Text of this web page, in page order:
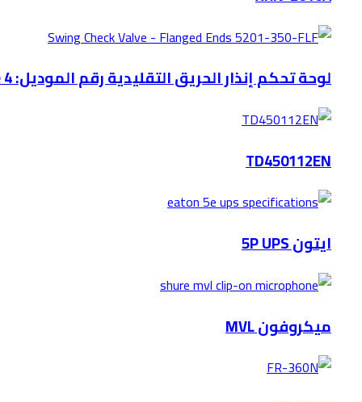
لوحة تحكم إنذار الحريق التقليدية رقم الموديل: Eagle 4
TD450112EN
ايتون 5P UPS
ميكروفون MVL